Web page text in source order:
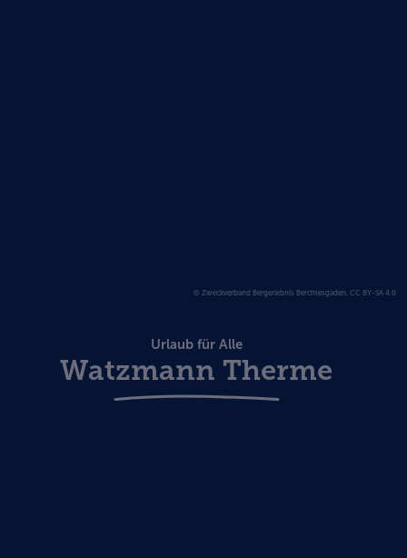
© Zweckverband Bergerlebnis Berchtesgaden, CC BY-SA 4.0
Urlaub für Alle
Watzmann Therme